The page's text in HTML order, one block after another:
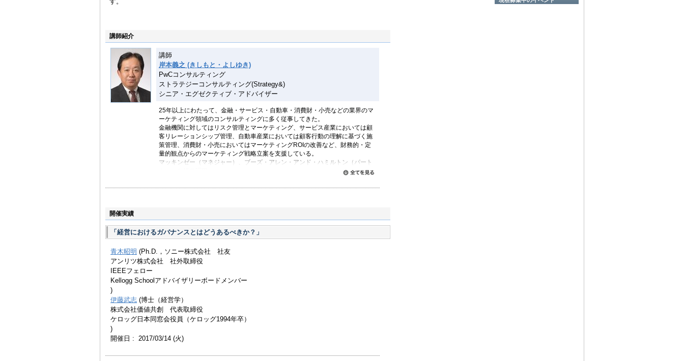
講師紹介
講師
岸本義之 (きしもと・よしゆき)
PwCコンサルティング
ストラテジーコンサルティング(Strategy&)
シニア・エグゼクティブ・アドバイザー
25年以上にわたって、金融・サービス・自動車・消費財・小売などの業界のマ
ーケティング領域のコンサルティングに多く従事してきた。
金融機関に対してはリスク管理とマーケティング、サービス産業においては顧
客リレーションシップ管理、自動車産業においては顧客行動の理解に基づく施
策管理、消費財・小売においてはマーケティングROIの改善など、財務的・定
量的観点からのマーケティング戦略立案を支援している。
マッキンゼー（マネジャー）、ブーズ・アレン・アンド・ハミルトン（パート
大学大学院経営管理研究科博士課程修了 博士（経営学）。早稲田大学大学院経
開催実績
「経営におけるガバナンスとはどうあるべきか？」
青木昭明 (Ph.D.，ソニー株式会社 社友
アンリツ株式会社 社外取締役
IEEEフェロー
Kellogg Schoolアドバイザリーボードメンバー
)
伊藤武志 (博士（経営学）
株式会社価値共創 代表取締役
ケロッグ日本同窓会役員（ケロッグ1994年卒）
)
開催日 : 2017/03/14 (火)